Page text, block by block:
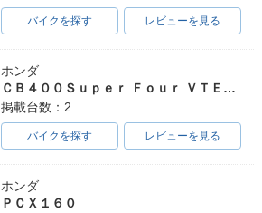
バイクを探す レビューを見る
ホンダ
ＣＢ４００Ｓｕｐｅｒ Ｆｏｕｒ ＶＴＥＣ ＳＰＥＣ３
掲載台数：2
バイクを探す レビューを見る
ホンダ
ＰＣＸ１６０